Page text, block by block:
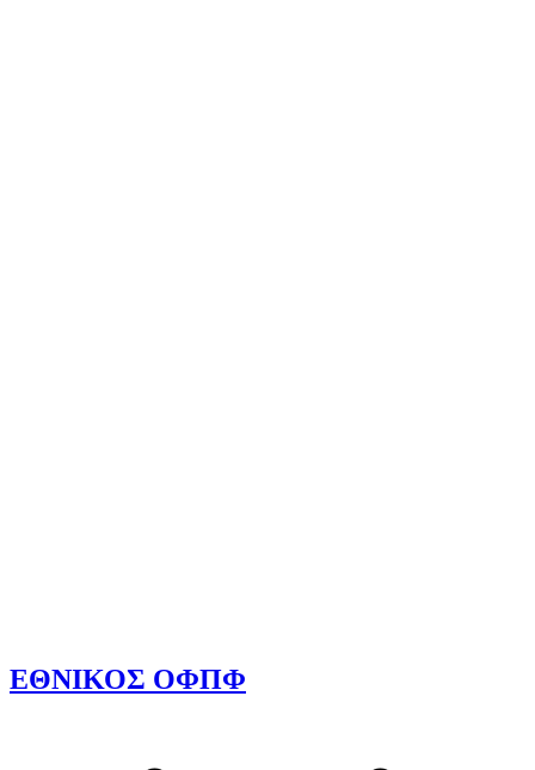
ΕΘΝΙΚΟΣ ΟΦΠΦ